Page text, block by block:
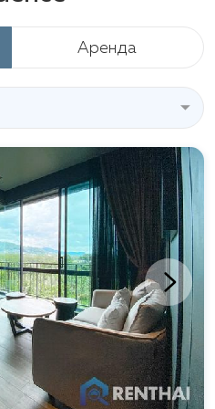
рынки. Любители
близость к
расположенных
смотровую площадку
захватывающие
парк
прогулки по
Аренда